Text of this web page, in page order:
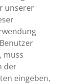
unserer
muss
der
eingeben,